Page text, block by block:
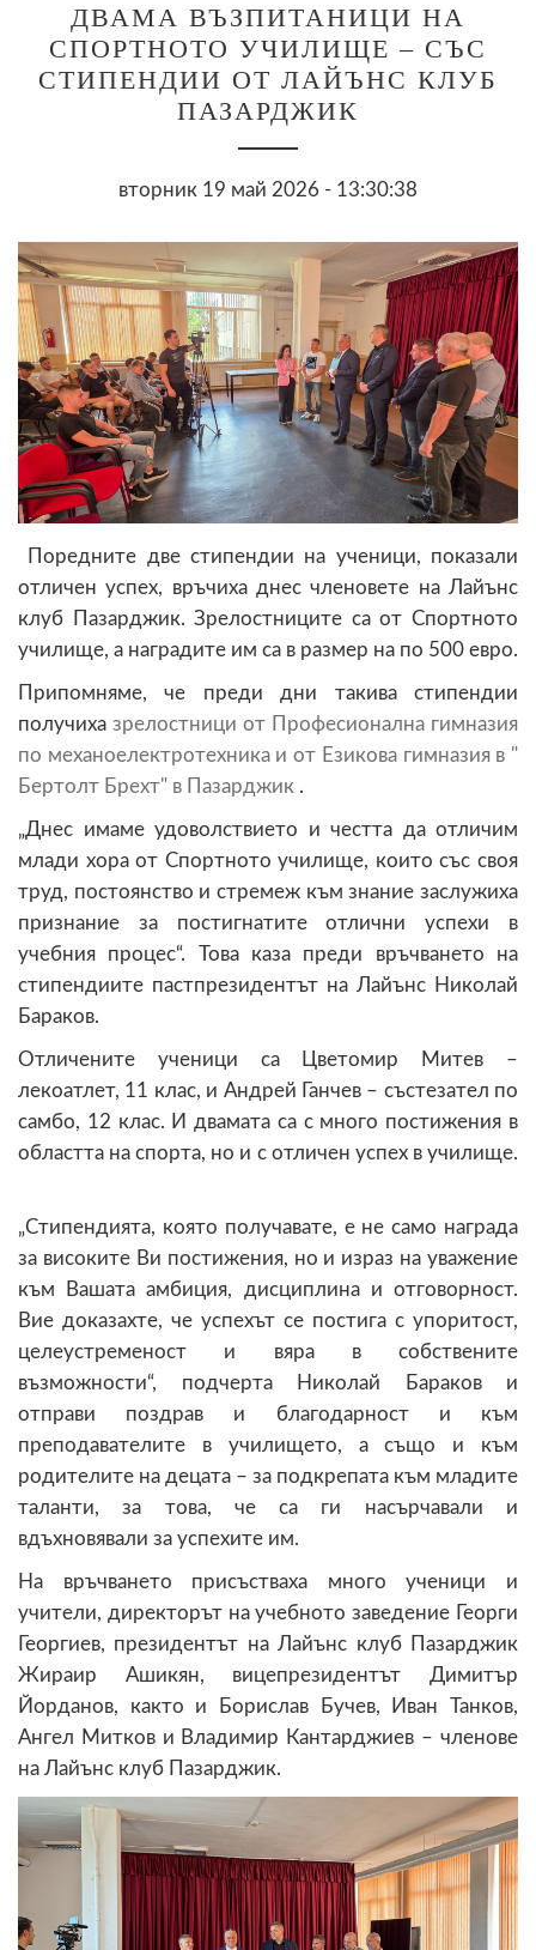
ДВАМА ВЪЗПИТАНИЦИ НА
СПОРТНОТО УЧИЛИЩЕ – СЪС
СТИПЕНДИИ ОТ ЛАЙЪНС КЛУБ
ПАЗАРДЖИК
вторник 19 май 2026 - 13:30:38
Поредните две стипендии на ученици, показали
отличен успех, връчиха днес членовете на Лайънс
клуб Пазарджик. Зрелостниците са от Спортното
училище, а наградите им са в размер на по 500 евро.
Припомняме, че преди дни такива стипендии
получиха зрелостници от Професионална гимназия
по механоелектротехника и от Езикова гимназия в "
Бертолт Брехт" в Пазарджик .
„Днес имаме удоволствието и честта да отличим
млади хора от Спортното училище, които със своя
труд, постоянство и стремеж към знание заслужиха
признание за постигнатите отлични успехи в
учебния процес“. Това каза преди връчването на
стипендиите пастпрезидентът на Лайънс Николай
Бараков.
Отличените ученици са Цветомир Митев –
лекоатлет, 11 клас, и Андрей Ганчев – състезател по
самбо, 12 клас. И двамата са с много постижения в
областта на спорта, но и с отличен успех в училище.
„Стипендията, която получавате, е не само награда
за високите Ви постижения, но и израз на уважение
към Вашата амбиция, дисциплина и отговорност.
Вие доказахте, че успехът се постига с упоритост,
целеустременост и вяра в собствените
възможности“, подчерта Николай Бараков и
отправи поздрав и благодарност и към
преподавателите в училището, а също и към
родителите на децата – за подкрепата към младите
таланти, за това, че са ги насърчавали и
вдъхновявали за успехите им.
На връчването присъстваха много ученици и
учители, директорът на учебното заведение Георги
Георгиев, президентът на Лайънс клуб Пазарджик
Жираир Ашикян, вицепрезидентът Димитър
Йорданов, както и Борислав Бучев, Иван Танков,
Ангел Митков и Владимир Кантарджиев – членове
на Лайънс клуб Пазарджик.